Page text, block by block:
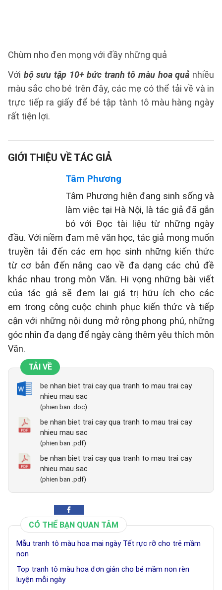
Chùm nho đen mọng với đầy những quả
Với bộ sưu tập 10+ bức tranh tô màu hoa quả nhiều
màu sắc cho bé trên đây, các mẹ có thể tải về và in
trực tiếp ra giấy để bé tập tành tô màu hàng ngày
rất tiện lợi.
GIỚI THIỆU VỀ TÁC GIẢ
Tâm Phương
Tâm Phương hiện đang sinh sống và
làm việc tại Hà Nội, là tác giả đã gắn
bó với Đọc tài liệu từ những ngày
đầu. Với niềm đam mê văn học, tác giả mong muốn
truyền tải đến các em học sinh những kiến thức
từ cơ bản đến nâng cao về đa dạng các chủ đề
khác nhau trong môn Văn. Hi vọng những bài viết
của tác giả sẽ đem lại giá trị hữu ích cho các
em trong công cuộc chinh phục kiến thức và tiếp
cận với những nội dung mở rộng phong phú, những
góc nhìn đa dạng để ngày càng thêm yêu thích môn
Văn.
TẢI VỀ
be nhan biet trai cay qua tranh to mau trai cay
nhieu mau sac
(phien ban .doc)
be nhan biet trai cay qua tranh to mau trai cay
nhieu mau sac
(phien ban .pdf)
be nhan biet trai cay qua tranh to mau trai cay
nhieu mau sac
(phien ban .pdf)
CÓ THỂ BẠN QUAN TÂM
Mẫu tranh tô màu hoa mai ngày Tết rực rỡ cho trẻ mầm
non
Top tranh tô màu hoa đơn giản cho bé mầm non rèn
luyện mỗi ngày